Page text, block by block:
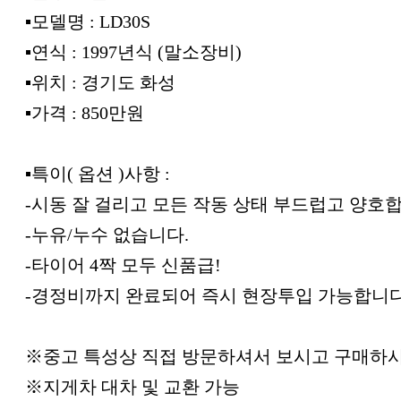
▪︎모델명 : LD30S
▪︎연식 : 1997년식 (말소장비)
▪︎위치 : 경기도 화성
▪︎가격 : 850만원
▪︎특이( 옵션 )사항 :
-시동 잘 걸리고 모든 작동 상태 부드럽고 양호
-누유/누수 없습니다.
-타이어 4짝 모두 신품급!
-경정비까지 완료되어 즉시 현장투입 가능합니
※중고 특성상 직접 방문하셔서 보시고 구매하
※지게차 대차 및 교환 가능